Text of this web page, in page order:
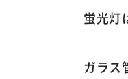
蛍光灯
ガラス